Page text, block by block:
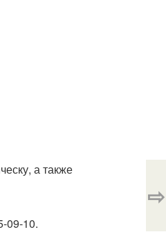
а также
09-10.
⇨